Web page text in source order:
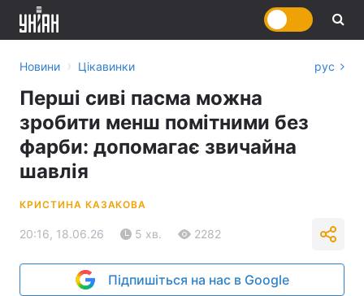
Новини › Цікавинки рус
Перші сиві пасма можна
зробити менш помітними без
фарби: допомагає звичайна
шавлія
КРИСТИНА КАЗАКОВА
20:16, 18.06.26 5 хв. 2282
Підпишіться на нас в Google